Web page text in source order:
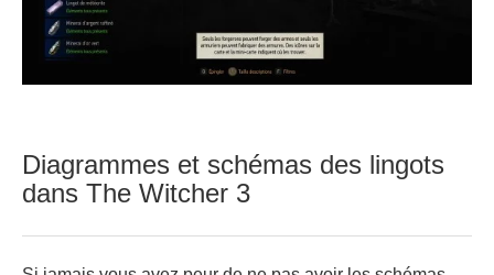
Diagrammes et schémas des lingots
dans The Witcher 3